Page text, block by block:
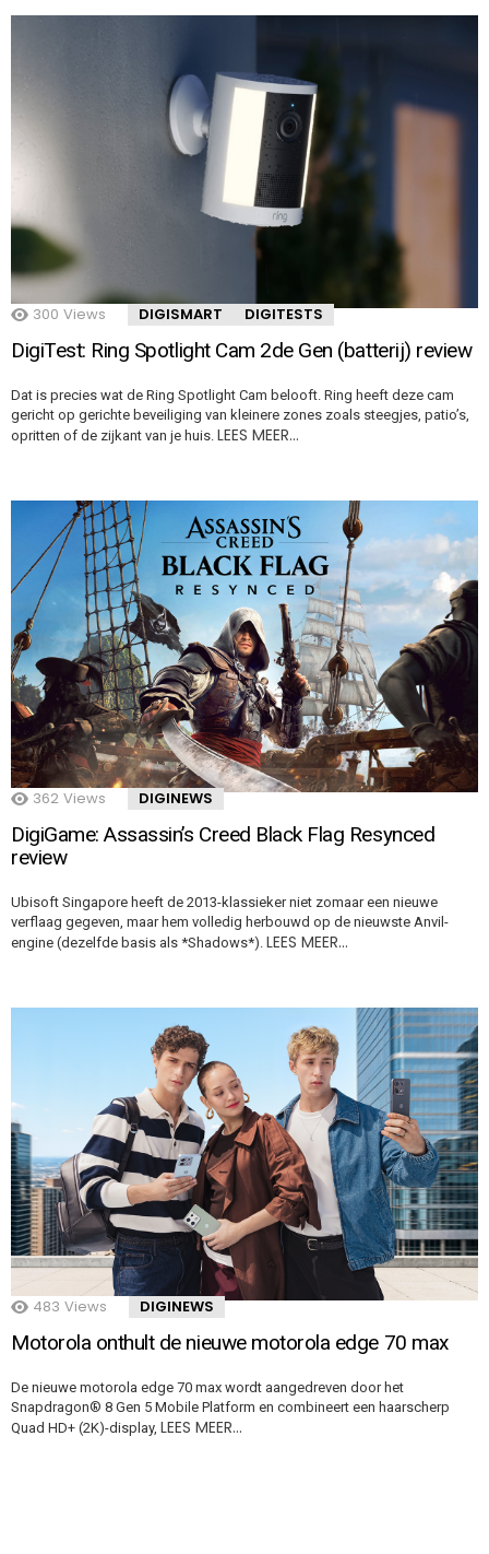
300 Views DIGISMART DIGITESTS
DigiTest: Ring Spotlight Cam 2de Gen (batterij) review
Dat is precies wat de Ring Spotlight Cam belooft. Ring heeft deze cam
gericht op gerichte beveiliging van kleinere zones zoals steegjes, patio’s,
opritten of de zijkant van je huis. LEES MEER…
362 Views DIGINEWS
DigiGame: Assassin’s Creed Black Flag Resynced
review
Ubisoft Singapore heeft de 2013-klassieker niet zomaar een nieuwe
verflaag gegeven, maar hem volledig herbouwd op de nieuwste Anvil-
engine (dezelfde basis als *Shadows*). LEES MEER…
483 Views DIGINEWS
Motorola onthult de nieuwe motorola edge 70 max
De nieuwe motorola edge 70 max wordt aangedreven door het
Snapdragon® 8 Gen 5 Mobile Platform en combineert een haarscherp
Quad HD+ (2K)-display, LEES MEER…